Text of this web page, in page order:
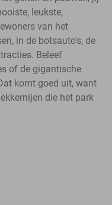
leukste,
van het
in de botsauto's, de
Beleef
of de gigantische
komt goed uit, want
die het park